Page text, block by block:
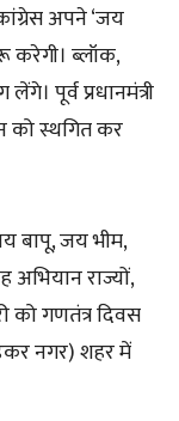
अपने ‘जय
करेगी। ब्लॉक,
पूर्व प्रधानमंत्री
को स्थगित कर
बापू, जय भीम,
राज्यों,
गणतंत्र दिवस
नगर) शहर में